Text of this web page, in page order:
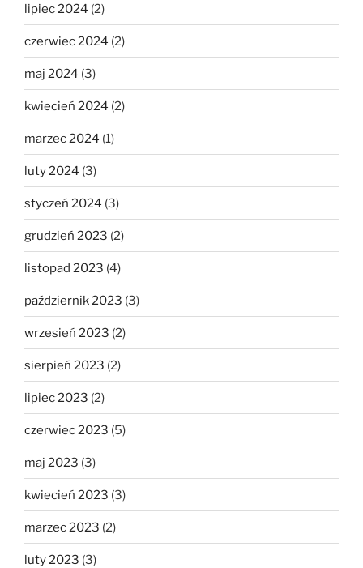
lipiec 2024 (2)
czerwiec 2024 (2)
maj 2024 (3)
kwiecień 2024 (2)
marzec 2024 (1)
luty 2024 (3)
styczeń 2024 (3)
grudzień 2023 (2)
listopad 2023 (4)
październik 2023 (3)
wrzesień 2023 (2)
sierpień 2023 (2)
lipiec 2023 (2)
czerwiec 2023 (5)
maj 2023 (3)
kwiecień 2023 (3)
marzec 2023 (2)
luty 2023 (3)